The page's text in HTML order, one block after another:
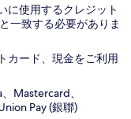
に使用するクレジット
一致する必要がありま
カード、現金をご利用
Mastercard、
Pay (銀聯)